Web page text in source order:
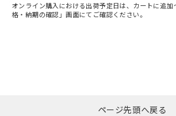
オンライン購入における出荷予定日は、カートに追
格・納期の確認」画面にてご確認ください。
ページ先頭へ戻る